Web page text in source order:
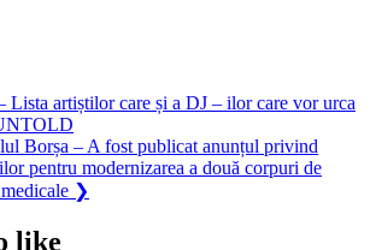
artiștilor care și a DJ – ilor care vor urca
Borșa – A fost publicat anunțul privind
pentru modernizarea a două corpuri de
❯
like